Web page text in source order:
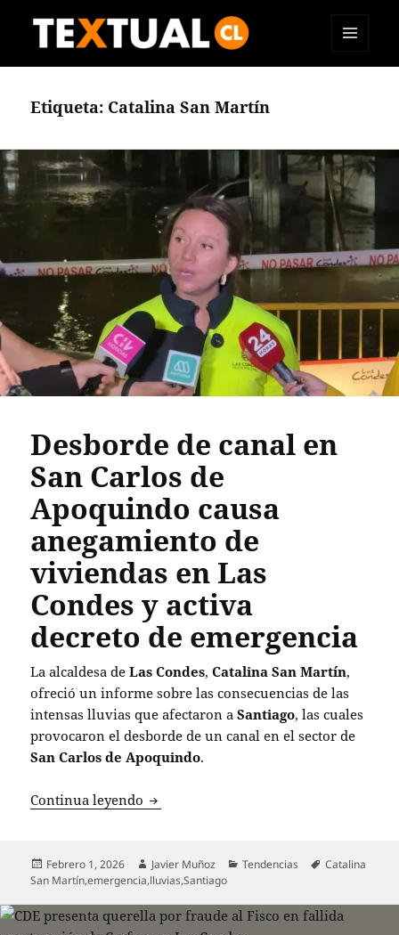
Etiqueta: Catalina San Martín
Desborde de canal en
San Carlos de
Apoquindo causa
anegamiento de
viviendas en Las
Condes y activa
decreto de emergencia
La alcaldesa deLas Condes,Catalina San Martín,
ofreció un informe sobre las consecuencias de las
intensas lluvias que afectaron aSantiago, las cuales
provocaron el desborde de un canal en el sector de
San Carlos de Apoquindo.
Continua leyendo Desborde de canal en San Carlos de
Publicado
el
Febrero 1, 2026 Autor
Javier Muñoz Categorías
Tendencias Etiquetas
Catalina
San Martín,emergencia,lluvias,Santiago